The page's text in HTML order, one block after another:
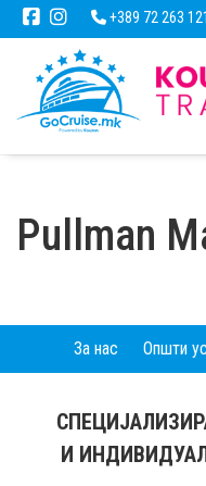
+389 72 263 121
Pullman
За нас Општи
И